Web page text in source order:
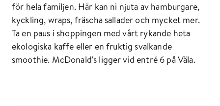
för hela familjen. Här kan ni njuta av hamburgare,
kyckling, wraps, fräscha sallader och mycket mer.
Ta en paus i shoppingen med vårt rykande heta
ekologiska kaffe eller en fruktig svalkande
smoothie. McDonald's ligger vid entré 6 på Väla.